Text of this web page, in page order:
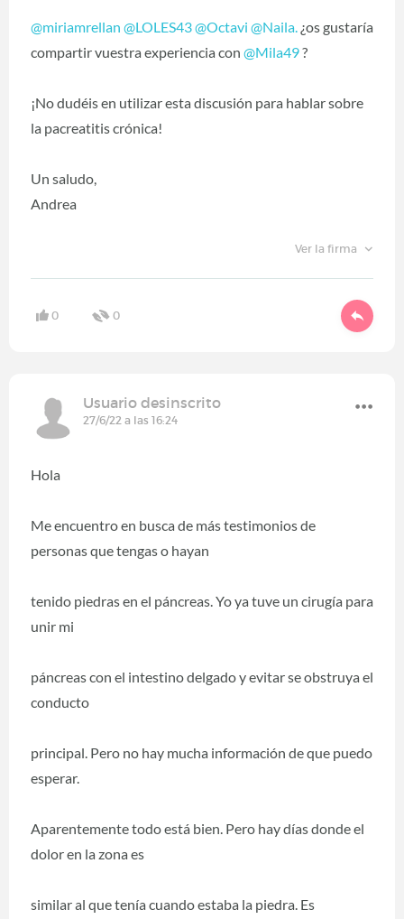
@miriamrellan @LOLES43@Octavi @Naila. ‍ ¿os gustaría
compartir vuestra experiencia con @Mila49‍ ?
¡No dudéis en utilizar esta discusión para hablar sobre
la pacreatitis crónica!
Un saludo,
Andrea
Ver la firma
0 0
Usuario desinscrito
27/6/22 a las 16:24
Hola
Me encuentro en busca de más testimonios de
personas que tengas o hayan
tenido piedras en el páncreas. Yo ya tuve un cirugía para
unir mi
páncreas con el intestino delgado y evitar se obstruya el
conducto
principal. Pero no hay mucha información de que puedo
esperar.
Aparentemente todo está bien. Pero hay días donde el
dolor en la zona es
similar al que tenía cuando estaba la piedra. Es